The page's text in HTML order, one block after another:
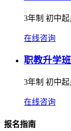
3年制 初中起
在线咨询
职教升学班
3年制 初中起
在线咨询
报名指南